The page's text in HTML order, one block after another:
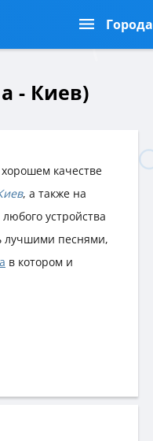
Города
- Киев)
качестве
, а также на
устройства
лучшими песнями,
в котором и